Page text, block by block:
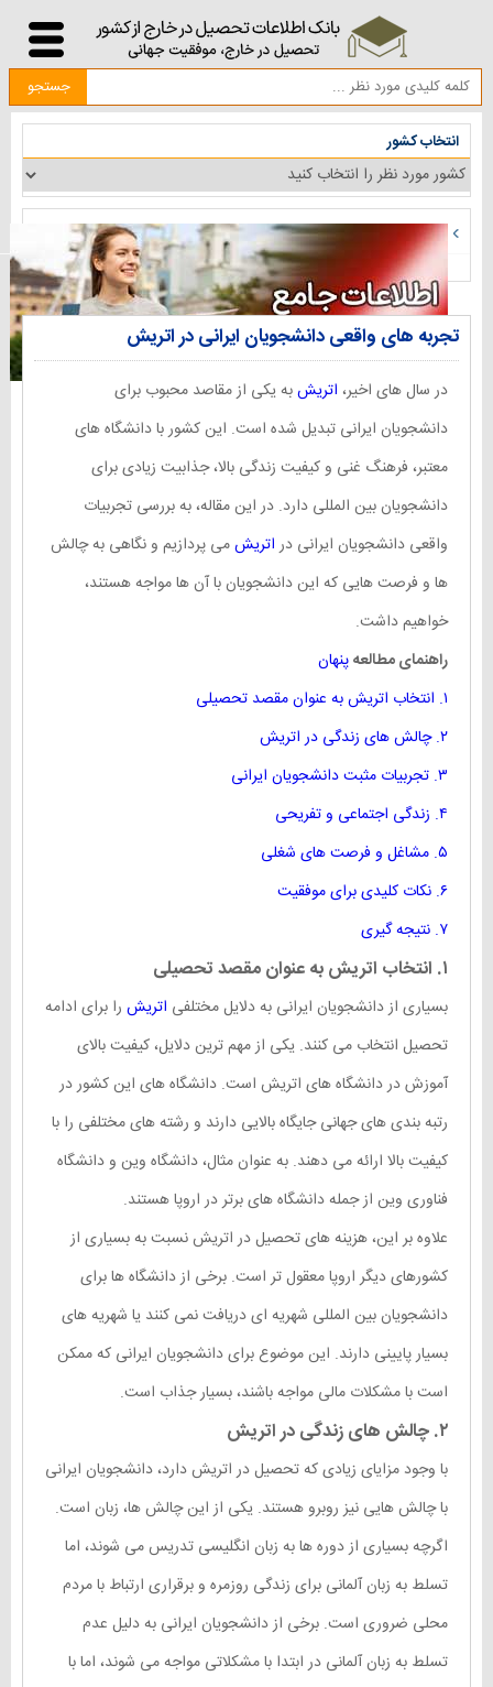
جستجو
انتخاب کشور
تجربه های واقعی دانشجویان ایرانی در اتریش
در سال های اخیر، اتریشبه یکی از مقاصد محبوب برای
دانشجویان ایرانی تبدیل شده است. این کشور با دانشگاه های
معتبر، فرهنگ غنی و کیفیت زندگی بالا، جذابیت زیادی برای
دانشجویان بین المللی دارد. در این مقاله، به بررسی تجربیات
واقعی دانشجویان ایرانی دراتریشمی پردازیم و نگاهی به چالش
ها و فرصت هایی که این دانشجویان با آن ها مواجه هستند،
خواهیم داشت.
راهنمای مطالعه پنهان
۱. انتخاب اتریش به عنوان مقصد تحصیلی
۲. چالش های زندگی در اتریش
۳. تجربیات مثبت دانشجویان ایرانی
۴. زندگی اجتماعی و تفریحی
۵. مشاغل و فرصت های شغلی
۶. نکات کلیدی برای موفقیت
۷. نتیجه گیری
۱. انتخاب اتریش به عنوان مقصد تحصیلی
بسیاری از دانشجویان ایرانی به دلایل مختلفی اتریشرا برای ادامه
تحصیل انتخاب می کنند. یکی از مهم ترین دلایل، کیفیت بالای
آموزش در دانشگاه های اتریش است. دانشگاه های این کشور در
رتبه بندی های جهانی جایگاه بالایی دارند و رشته های مختلفی را با
کیفیت بالا ارائه می دهند. به عنوان مثال، دانشگاه وین و دانشگاه
فناوری وین از جمله دانشگاه های برتر در اروپا هستند.
علاوه بر این، هزینه های تحصیل در اتریش نسبت به بسیاری از
کشورهای دیگر اروپا معقول تر است. برخی از دانشگاه ها برای
دانشجویان بین المللی شهریه ای دریافت نمی کنند یا شهریه های
بسیار پایینی دارند. این موضوع برای دانشجویان ایرانی که ممکن
است با مشکلات مالی مواجه باشند، بسیار جذاب است.
۲. چالش های زندگی در اتریش
با وجود مزایای زیادی که تحصیل در اتریش دارد، دانشجویان ایرانی
با چالش هایی نیز روبرو هستند. یکی از این چالش ها، زبان است.
اگرچه بسیاری از دوره ها به زبان انگلیسی تدریس می شوند، اما
تسلط به زبان آلمانی برای زندگی روزمره و برقراری ارتباط با مردم
محلی ضروری است. برخی از دانشجویان ایرانی به دلیل عدم
تسلط به زبان آلمانی در ابتدا با مشکلاتی مواجه می شوند، اما با
صفحه
نخست
تماس
با
موسسات
درباره
ما
تبلیغ
در
سایت
تماس
با
سایت
فرم
مشاوره